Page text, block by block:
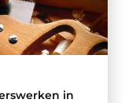
in